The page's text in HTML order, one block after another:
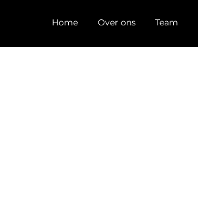
Home Over ons Team